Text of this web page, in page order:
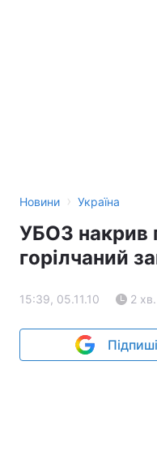
Новини › Україна
УБОЗ накрив
горілчаний
15:39, 05.11.10 2 хв.